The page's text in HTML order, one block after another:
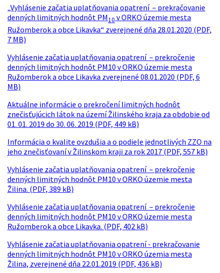
„Vyhlásenie začatia uplatňovania opatrení – prekračovanie
denných limitných hodnôt PM10 v ORKO územie mesta
Ružomberok a obce Likavka“ zverejnené dňa 28.01.2020 (PDF,
7 MB)
Vyhlásenie začatia uplatňovania opatrení – prekročenie
denných limitných hodnôt PM10 v ORKO územie mesta
Ružomberok a obce Likavka zverejnené 08.01.2020 (PDF, 6
MB)
Aktuálne informácie o prekročení limitných hodnôt
znečisťujúcich látok na území Žilinského kraja za obdobie od
01. 01. 2019 do 30. 06. 2019 (PDF, 449 kB)
Informácia o kvalite ovzdušia a o podiele jednotlivých ZZO na
jeho znečisťovaní v Žilinskom kraji za rok 2017 (PDF, 557 kB)
Vyhlásenie začatia uplatňovania opatrení – prekročenie
denných limitných hodnôt PM10 v ORKO územie mesta
Žilina. (PDF, 389 kB)
Vyhlásenie začatia uplatňovania opatrení – prekročenie
denných limitných hodnôt PM10 v ORKO územie mesta
Ružomberok a obce Likavka. (PDF, 402 kB)
Vyhlásenie začatia uplatňovania opatrení - prekračovanie
denných limitných hodnôt PM10 v ORKO územia mesta
Žilina, zverejnené dňa 22.01.2019 (PDF, 436 kB)